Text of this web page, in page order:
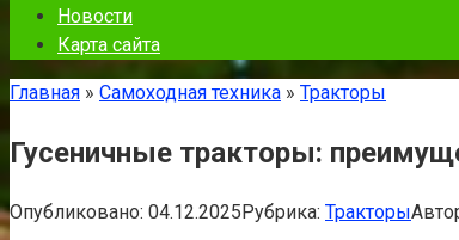
Новости
Карта сайта
Главная » Самоходная техника » Тракторы
Гусеничные тракторы:
Опубликовано: 04.12.2025Рубрика: Тракторы